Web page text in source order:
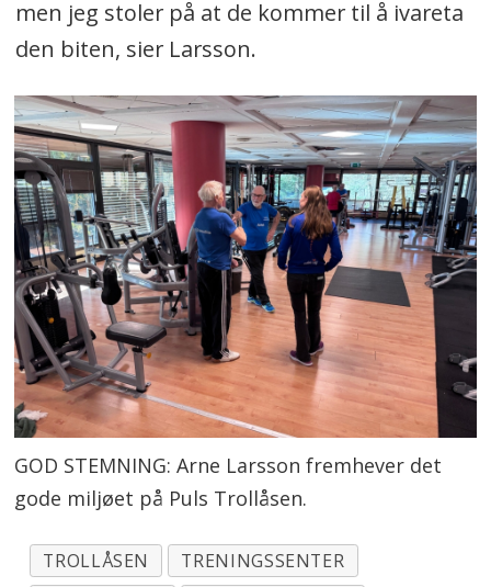
men jeg stoler på at de kommer til å ivareta
den biten, sier Larsson.
GOD STEMNING: Arne Larsson fremhever det
gode miljøet på Puls Trollåsen.
TROLLÅSEN
TRENINGSSENTER